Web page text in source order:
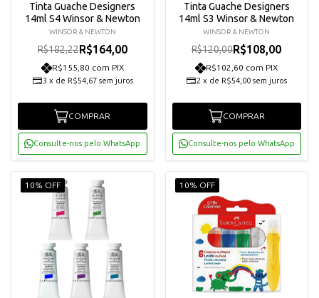
Tinta Guache Designers
14ml S4 Winsor & Newton
WINSOR & NEWTON
R$182,22R$164,00
R$155,80 com PIX
3 x de R$54,67 sem juros
COMPRAR
Consulte-nos pelo WhatsApp
Tinta Guache Designers
14ml S3 Winsor & Newton
WINSOR & NEWTON
R$120,00R$108,00
R$102,60 com PIX
2 x de R$54,00 sem juros
COMPRAR
Consulte-nos pelo WhatsApp
10% OFF 10% OFF